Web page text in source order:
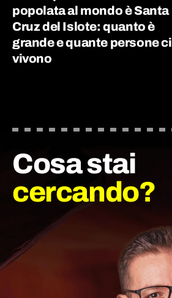
popolata al mondo è Santa
Cruz del Islote: quanto è
grande e quante persone ci
vivono
Cosa stai
cercando?